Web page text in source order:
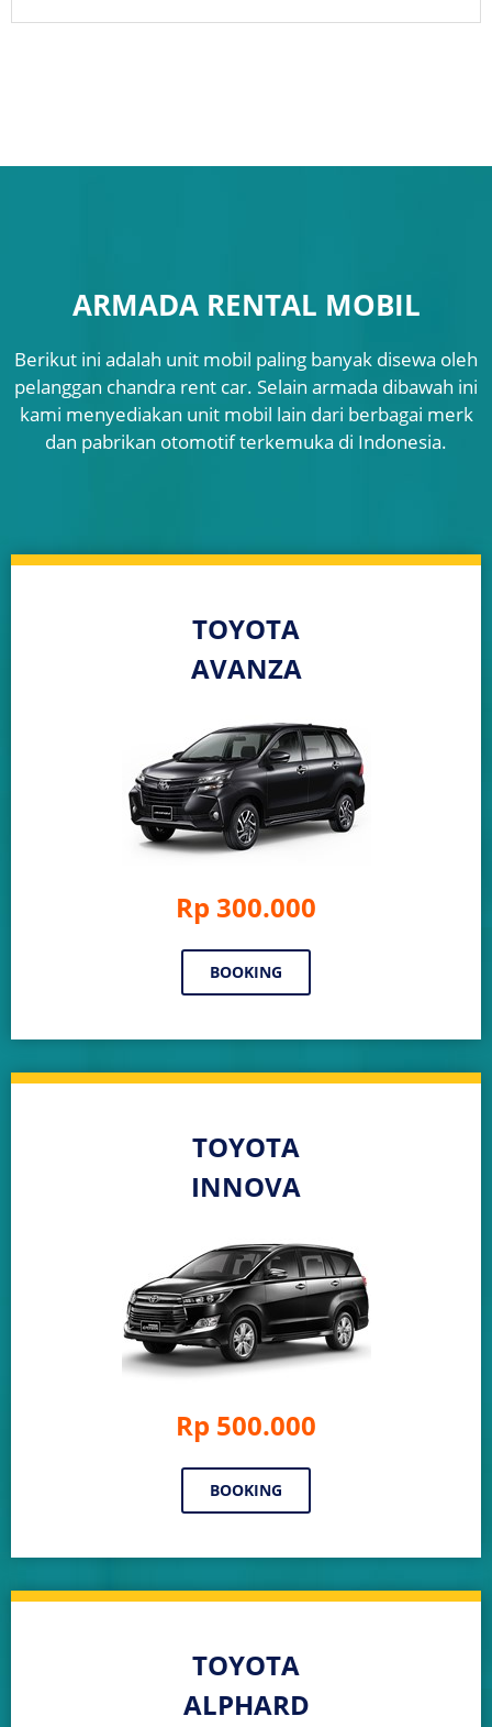
ARMADA RENTAL MOBIL
Berikut ini adalah unit mobil paling banyak disewa oleh
pelanggan chandra rent car. Selain armada dibawah ini
kami menyediakan unit mobil lain dari berbagai merk
dan pabrikan otomotif terkemuka di Indonesia.
TOYOTA
AVANZA
Rp 300.000
BOOKING
TOYOTA
INNOVA
Rp 500.000
BOOKING
TOYOTA
ALPHARD